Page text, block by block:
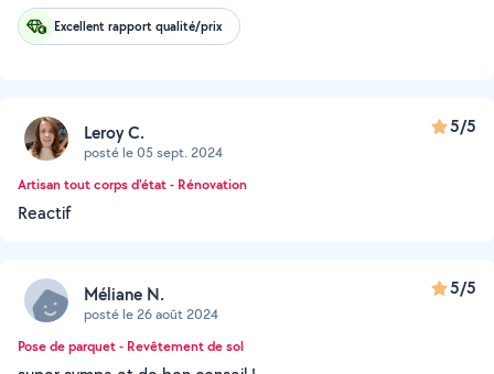
Excellent rapport qualité/prix
Leroy C.
posté le 05 sept. 2024
5/5
Artisan tout corps d'état - Rénovation
Reactif
Méliane N.
posté le 26 août 2024
5/5
Pose de parquet - Revêtement de sol